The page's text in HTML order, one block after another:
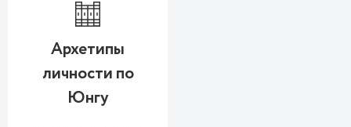
Архетипы
личности по
Юнгу